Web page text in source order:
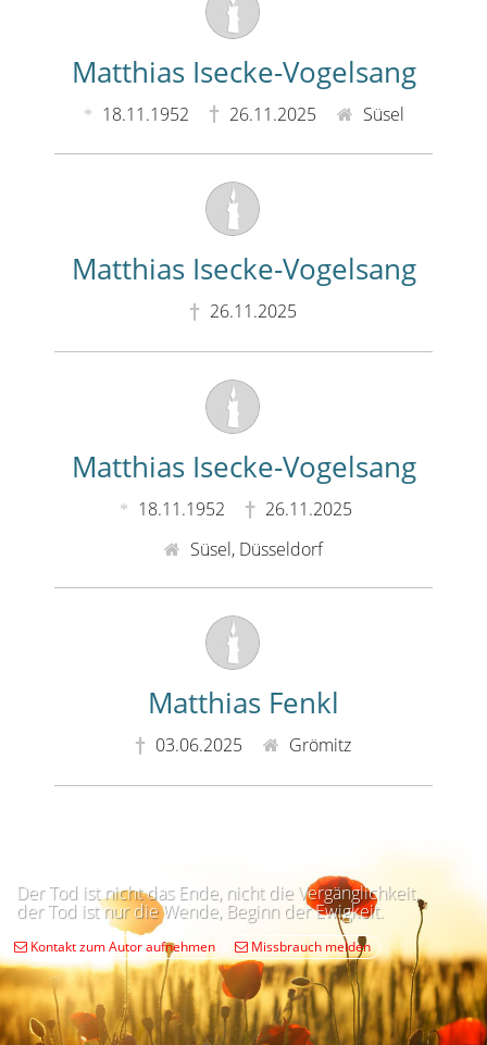
Matthias Isecke-Vogelsang
18.11.1952 26.11.2025 Süsel
Matthias Isecke-Vogelsang
26.11.2025
Matthias Isecke-Vogelsang
18.11.1952
26.11.2025
Süsel, Düsseldorf
Matthias Fenkl
03.06.2025 Grömitz
Der Tod ist nicht das Ende, nicht die Vergänglichkeit,
der Tod ist nur die Wende, Beginn der Ewigkeit.
Kontakt zum Autor aufnehmen Missbrauch melden